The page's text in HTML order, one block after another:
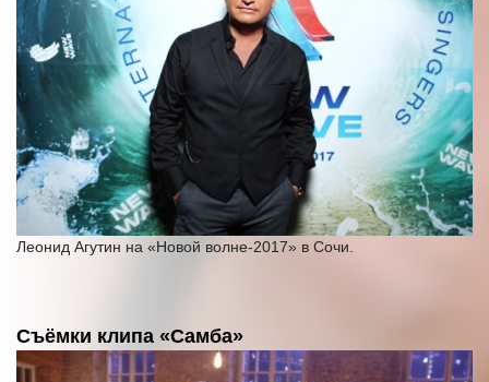
Леонид Агутин на «Новой волне-2017» в Сочи.
Съёмки клипа «Самба»